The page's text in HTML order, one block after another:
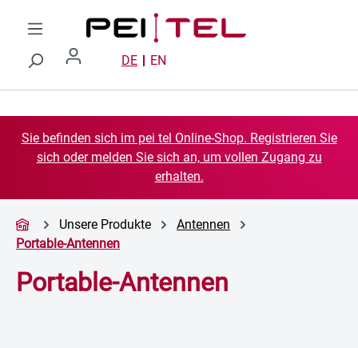
Zum Hauptinhalt springen
DE EN
Sie befinden sich im pei tel Online-Shop. Registrieren Sie
sich oder melden Sie sich an, um vollen Zugang zu
erhalten.
Unsere Produkte
Antennen
Portable-Antennen
Portable-Antennen